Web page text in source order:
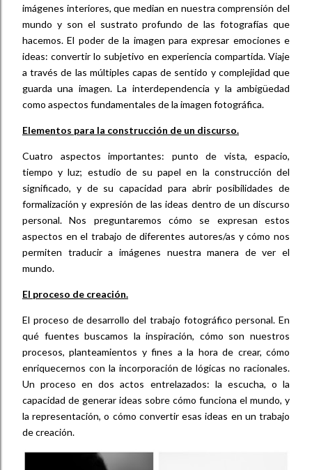
imágenes interiores, que median en nuestra comprensión del
mundo y son el sustrato profundo de las fotografías que
hacemos. El poder de la imagen para expresar emociones e
ideas: convertir lo subjetivo en experiencia compartida. Viaje
a través de las múltiples capas de sentido y complejidad que
guarda una imagen. La interdependencia y la ambigüedad
como aspectos fundamentales de la imagen fotográfica.
Elementos para la construcción de un discurso.
Cuatro aspectos importantes: punto de vista, espacio,
tiempo y luz; estudio de su papel en la construcción del
significado, y de su capacidad para abrir posibilidades de
formalización y expresión de las ideas dentro de un discurso
personal. Nos preguntaremos cómo se expresan estos
aspectos en el trabajo de diferentes autores/as y cómo nos
permiten traducir a imágenes nuestra manera de ver el
mundo.
El proceso de creación.
El proceso de desarrollo del trabajo fotográfico personal. En
qué fuentes buscamos la inspiración, cómo son nuestros
procesos, planteamientos y fines a la hora de crear, cómo
enriquecernos con la incorporación de lógicas no racionales.
Un proceso en dos actos entrelazados: la escucha, o la
capacidad de generar ideas sobre cómo funciona el mundo, y
la representación, o cómo convertir esas ideas en un trabajo
de creación.